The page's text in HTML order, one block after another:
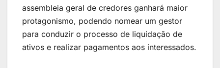
assembleia geral de credores ganhará maior
protagonismo, podendo nomear um gestor
para conduzir o processo de liquidação de
ativos e realizar pagamentos aos interessados.